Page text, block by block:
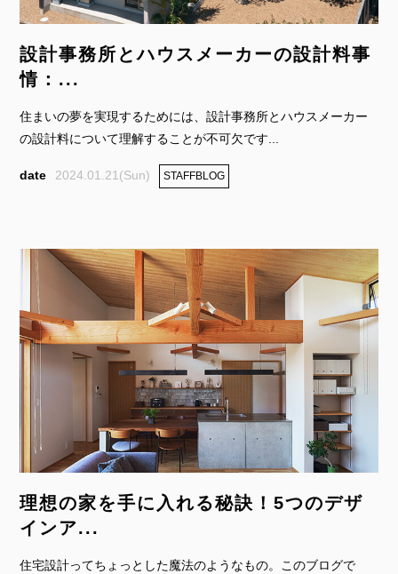
設計事務所とハウスメーカーの設計料事
情：...
住まいの夢を実現するためには、設計事務所とハウスメーカー
の設計料について理解することが不可欠です...
2024.01.21(Sun) STAFFBLOG
理想の家を手に入れる秘訣！5つのデザ
インア...
住宅設計ってちょっとした魔法のようなもの。このブログで